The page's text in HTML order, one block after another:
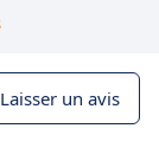
Laisser un avis